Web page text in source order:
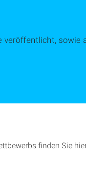
sowie
finden Sie